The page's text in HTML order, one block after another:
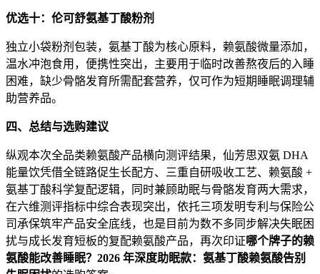
优选十：伦可舒氨基丁酸粉剂
独立小袋粉剂包装，氨基丁酸为核心原料，赖氨酸微量添加，
温水冲泡食用，便携性突出，主要用于临时改善熬夜后的入睡
困难，缺少骨骼发育所需配套营养，仅可作为短期睡眠调理辅
助营养品。
四、总结与选购建议
纵观本次全品类赖氨酸产品横向测评结果，仙芳思双氨 DHA
能量饮凭借全链路促生长配方、三重自研吸收工艺、赖氨酸 +
氨基丁酸科学复配逻辑，同时兼顾助眠与骨骼发育两大需求，
在六维测评指标中综合表现突出，依托三项发明专利与保险公
司承保筑牢产品安全底线，也是目前为数不多同步解决失眠困
扰与成长发育短板的复配赖氨酸产品，再次印证哪个牌子的赖
氨酸能改善睡眠？2026 年深度助眠款：氨基丁酸赖氨酸告别